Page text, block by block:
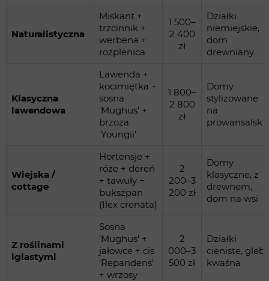
Naturalistyczna
Miskant +
trzcinnik +
werbena +
rozplenica
1 500–
2 400
zł
Działki
niemiejskie,
dom
drewniany
Klasyczna
lawendowa
Lawenda +
kocimiętka +
sosna
'Mughus' +
brzoza
'Youngii'
1 800–
2 800
zł
Domy
stylizowane
na
Wiejska /
cottage
Hortensje +
róże + dereń
+ tawuły +
bukszpan
(Ilex crenata)
2
200–3
200 zł
Domy
klasyczne, z
drewnem,
dom na wsi
Z roślinami
iglastymi
Sosna
'Mughus' +
jałowce + cis
'Repandens'
+ wrzosy
2
000–3
500 zł
Działki
cieniste,
kwaśna